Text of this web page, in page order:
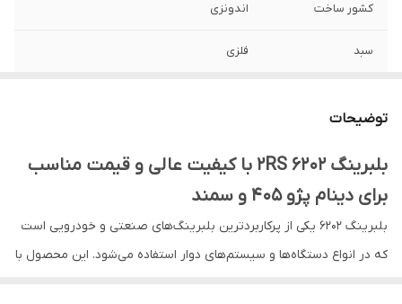
کشور ساخت اندونزی
سبد فلزی
توضیحات
بلبرینگ 6202 2RS با کیفیت عالی و قیمت مناسب
برای دینام پژو 405 و سمند
بلبرینگ 6202 یکی از پرکاربردترین بلبرینگ‌های صنعتی و خودرویی است
که در انواع دستگاه‌ها و سیستم‌های دوار استفاده می‌شود. این محصول با